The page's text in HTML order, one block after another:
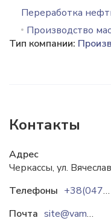
Переработка
Производство
Тип компании:
Контакты
Адрес
Черкассы, ул.
Телефоны
+38(0472)64-61-60
Почта
site@vamp.ua